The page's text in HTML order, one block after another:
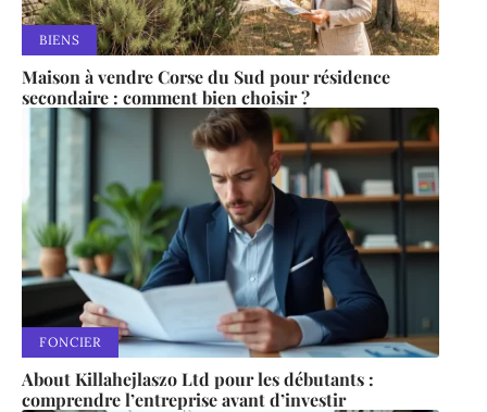
BIENS
Maison à vendre Corse du Sud pour résidence
secondaire : comment bien choisir ?
FONCIER
About Killahejlaszo Ltd pour les débutants :
comprendre l’entreprise avant d’investir